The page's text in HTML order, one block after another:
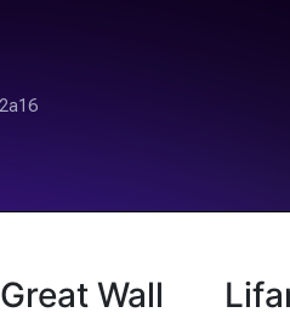
Great Wall